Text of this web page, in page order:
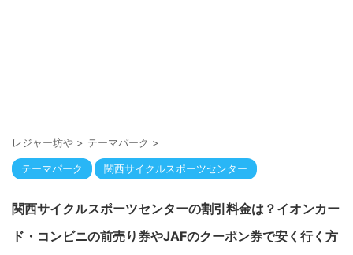
レジャー坊や > テーマパーク >
テーマパーク 関西サイクルスポーツセンター
関西サイクルスポーツセンターの割引料金は？イオンカー
ド・コンビニの前売り券やJAFのクーポン券で安く行く方